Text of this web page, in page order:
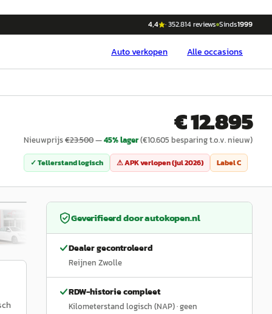
4,4 ·352.814reviews Sinds1999
Autoverkopen Alle occasions
€ 12.895
Nieuwprijs€23.500—45% lager(€10.605 besparing t.o.v. nieuw)
✓ Tellerstand logisch ⚠ APK verlopen (jul 2026) LabelC
/45
Geverifieerd doorautokopen.nl
Dealer gecontroleerd
Reijnen Zwolle
RDW-historie compleet
Kilometerstand logisch (NAP)· geen